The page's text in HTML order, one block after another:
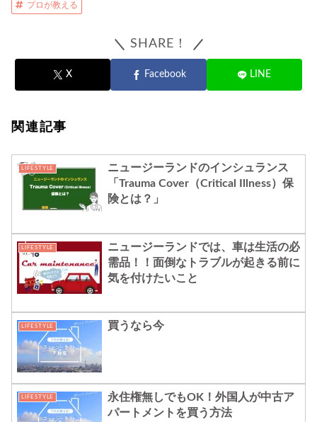
プロが教える
SHARE！
X Facebook LINE
関連記事
LIFESTYLE
ニュージーランドのインシュランス
「Trauma Cover（Critical Illness）保
険とは？」
LIFESTYLE
ニュージーランドでは、車は生活の必
需品！！面倒なトラブルが起きる前に
気を付けたいこと
LIFESTYLE 買うなら今
LIFESTYLE
永住権無しでもOK！外国人が中古ア
パートメントを買う方法